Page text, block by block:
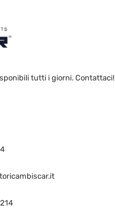
tutti i giorni. Contattaci!